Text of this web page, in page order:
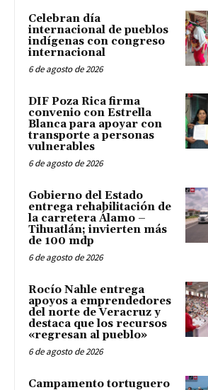
Celebran día
internacional de pueblos
indígenas con congreso
internacional
6 de agosto de 2026
DIF Poza Rica firma
convenio con Estrella
Blanca para apoyar con
transporte a personas
vulnerables
6 de agosto de 2026
Gobierno del Estado
entrega rehabilitación de
la carretera Álamo –
Tihuatlán; invierten más
de 100 mdp
6 de agosto de 2026
Rocío Nahle entrega
apoyos a emprendedores
del norte de Veracruz y
destaca que los recursos
«regresan al pueblo»
6 de agosto de 2026
Campamento tortuguero